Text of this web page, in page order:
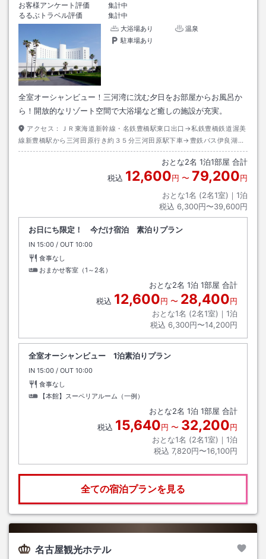
お客様アンケート評価
集計中
るるぶトラベル評価
集計中
大浴場あり
温泉
駐車場あり
全室オーシャンビュー！三河湾に沈む夕日をお部屋からお風呂か
ら！開放的なリゾート空間で大浴場など癒しの施設が充実。
アクセス：
ＪＲ東海道新幹線・名鉄豊橋駅東口出口→私鉄豊橋鉄道渥美
線新豊橋駅から三河田原行き約３５分三河田原駅下車→豊鉄バス伊良湖本
線伊良湖岬行き約５０分伊良湖シーパーク前下車→徒歩約３分
おとな2名 1泊1部屋 合計
税込 12,600円 〜 79,200円
おとな1名 (2名1室)｜ 1泊
税込 6,300円〜39,600円
お日にち限定！ 今だけ宿泊 素泊りプラン
IN チェックイン
15:00 / OUT チェックアウト
10:00
食事なし
おまかせ客室（1～2名）
おとな2名 1泊 1部屋 合計
税込 12,600円 〜 28,400円
おとな1名 (2名1室)｜ 1泊
税込 6,300円〜14,200円
全室オーシャンビュー 1泊素泊りプラン
IN チェックイン
15:00 / OUT チェックアウト
10:00
食事なし
【本館】スーペリアルーム（一例）
おとな2名 1泊 1部屋 合計
税込 15,640円 〜 32,200円
おとな1名 (2名1室)｜ 1泊
税込 7,820円〜16,100円
全ての宿泊プランを見る
名古屋観光ホテル